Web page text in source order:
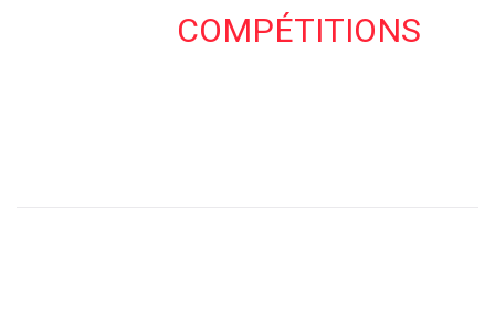
COMPÉTITIONS